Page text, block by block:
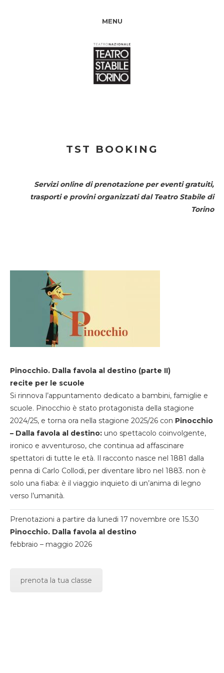
MENU
TST BOOKING
Servizi online di prenotazione per eventi gratuiti,
trasporti e provini organizzati dal Teatro Stabile di
Torino
Pinocchio. Dalla favola al destino (parte II)
recite per le scuole
Si rinnova l’appuntamento dedicato a bambini, famiglie e
scuole. Pinocchio è stato protagonista della stagione
2024/25, e torna ora nella stagione 2025/26 con Pinocchio
– Dalla favola al destino: uno spettacolo coinvolgente,
ironico e avventuroso, che continua ad affascinare
spettatori di tutte le età. Il racconto nasce nel 1881 dalla
penna di Carlo Collodi, per diventare libro nel 1883. non è
solo una fiaba: è il viaggio inquieto di un’anima di legno
verso l’umanità.
Prenotazioni a partire da lunedi 17 novembre ore 15.30
Pinocchio. Dalla favola al destino
febbraio – maggio 2026
prenota la tua classe